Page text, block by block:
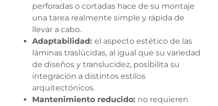
perforadas o cortadas hace de su montaje
una tarea realmente simple y rápida de
llevar a cabo.
Adaptabilidad: el aspecto estético de las
láminas traslúcidas, al igual que su variedad
de diseños y translucidez, posibilita su
integración a distintos estilos
arquitectónicos.
Mantenimiento reducido: no requieren